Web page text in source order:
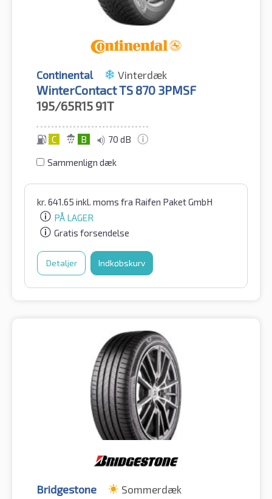
Continental Vinterdæk
WinterContact TS 870 3PMSF
195/65R15 91T
C B 70 dB
Sammenlign dæk
kr. 641.65 inkl. moms fra Raifen Paket GmbH
PÅ LAGER
Gratis forsendelse
Detaljer Indkøbskurv
Bridgestone Sommerdæk